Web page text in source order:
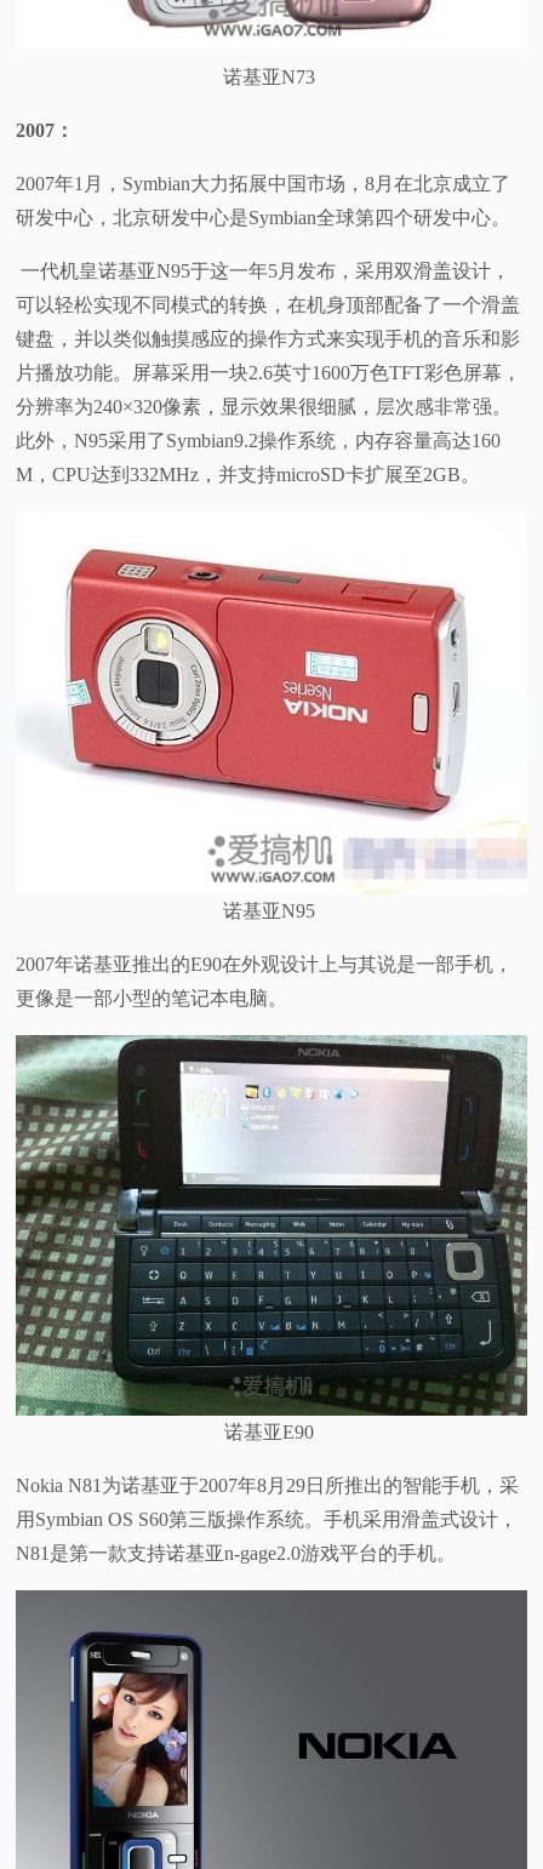
诺基亚N73
2007 ：
2007年1月，Symbian大力拓展中国市场，8月在北京成立了
研发中心，北京研发中心是Symbian全球第四个研发中心。
一代机皇诺基亚N95于这一年5月发布，采用双滑盖设计，
可以轻松实现不同模式的转换，在机身顶部配备了一个滑盖
键盘，并以类似触摸感应的操作方式来实现手机的音乐和影
片播放功能。屏幕采用一块2.6英寸1600万色TFT彩色屏幕，
分辨率为240×320像素，显示效果很细腻，层次感非常强。
此外，N95采用了Symbian9.2操作系统，内存容量高达160
M，CPU达到332MHz，并支持microSD卡扩展至2GB。
诺基亚N95
2007年诺基亚推出的E90在外观设计上与其说是一部手机，
更像是一部小型的笔记本电脑。
诺基亚E90
Nokia N81为诺基亚于2007年8月29日所推出的智能手机，采
用Symbian OS S60第三版操作系统。手机采用滑盖式设计，
N81是第一款支持诺基亚n-gage2.0游戏平台的手机。